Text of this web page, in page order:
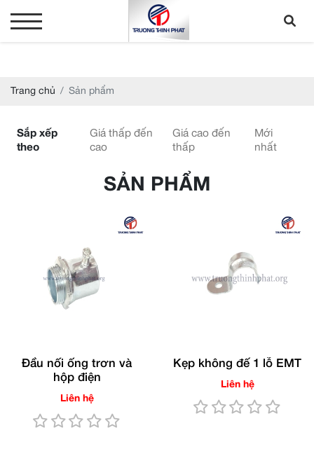
Trang chủ Sản phẩm
Sắp xếp
theo
Giá thấp đến
cao
Giá cao đến
thấp
Mới
nhất
SẢN PHẨM
Đầu nối ống trơn và
hộp điện
Liên hệ
Kẹp không đế 1 lỗ EMT
Liên hệ